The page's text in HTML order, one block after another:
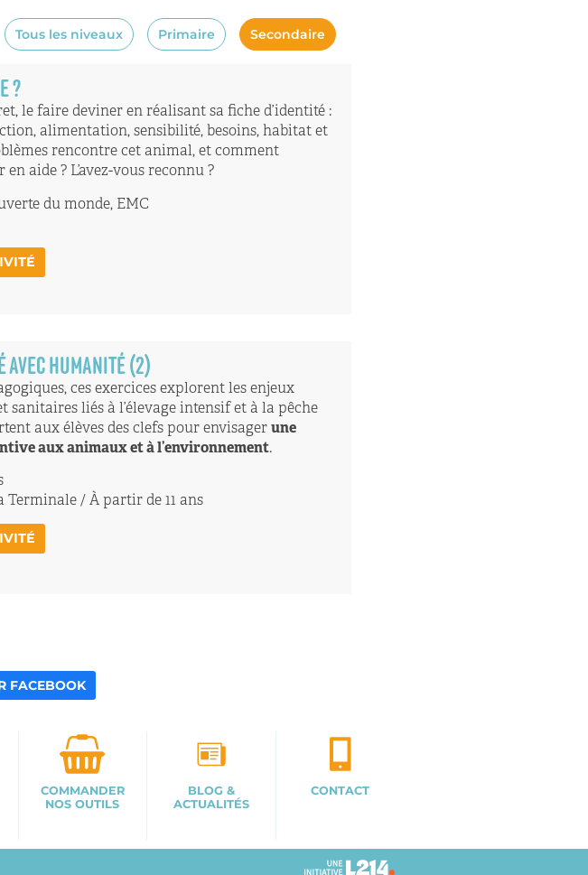
Tous les niveaux Primaire Secondaire
?
le faire deviner en réalisant sa fiche d’identité :
alimentation, sensibilité, besoins, habitat et
rencontre cet animal, et comment
aide ? L’avez-vous reconnu ?
du monde, EMC
AVEC HUMANITÉ (2)
ces exercices explorent les enjeux
sanitaires liés à l’élevage intensif et à la pêche
aux élèves des clefs pour envisager une
aux animaux et à l’environnement.
Terminale / À partir de 11 ans
FACEBOOK
COMMANDER
NOS OUTILS
BLOG &
ACTUALITÉS
CONTACT